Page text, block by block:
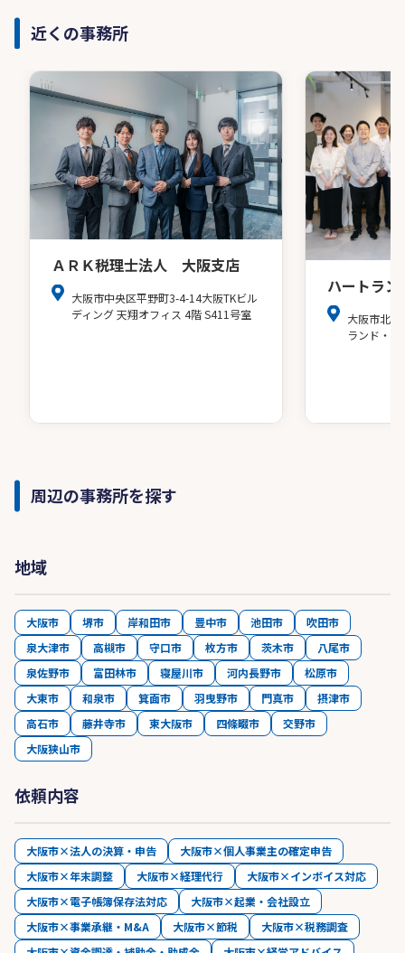
近くの事務所
ＡＲＫ税理士法人 大阪支店
大阪市中央区平野町3-4-14大阪TKビル
ディング 天翔オフィス 4階 S411号室
ハートラ
大阪市北
ランド・
周辺の事務所を探す
地域
大阪市 堺市 岸和田市 豊中市 池田市
吹田市
泉大津市
高槻市 守口市 枚方市 茨木市
八尾市
泉佐野市
富田林市 寝屋川市 河内長野市
松原市
大東市
和泉市 箕面市 羽曳野市 門真市
摂津市
高石市
藤井寺市 東大阪市 四條畷市
交野市
大阪狭山市
依頼内容
大阪市×法人の決算・申告
大阪市×個人事業主の確定申告
大阪市×年末調整
大阪市×経理代行
大阪市×インボイス対応
大阪市×電子帳簿保存法対応
大阪市×起業・会社設立
大阪市×事業承継・M&A
大阪市×節税
大阪市×税務調査